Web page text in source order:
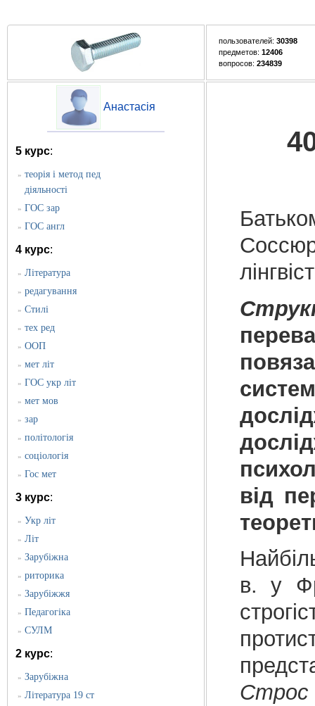
пользователей: 30398
предметов: 12406
вопросов: 234839
Анастасія
5 курс:
» теорія і метод пед
діяльності
» ГОС зар
» ГОС англ
4 курс:
» Література
» редагування
» Стилі
» тех ред
» ООП
» мет літ
» ГОС укр літ
» мет мов
» зар
» політологія
» соціологія
» Гос мет
3 курс:
» Укр літ
» Літ
» Зарубіжна
» риторика
» Зарубіжжя
» Педагогіка
» СУЛМ
2 курс:
» Зарубіжна
» Література 19 ст
від
в. у
Строс